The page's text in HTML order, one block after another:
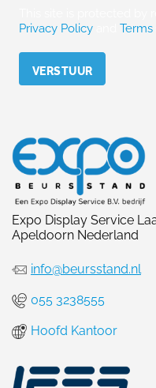
Privacy Policy
Expo Display Service
Apeldoorn Nederland
info@beursstand.nl
055 3238555
Hoofd Kantoor